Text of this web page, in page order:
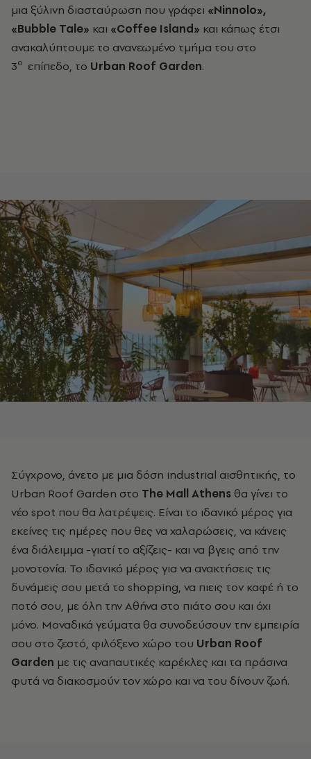
μια ξύλινη διασταύρωση που γράφει «Ninnolo»,
«Bubble Tale» και «Coffee Island» και κάπως έτσι
ανακαλύπτουμε το ανανεωμένο τμήμα του στο
3ο επίπεδο, το Urban Roof Garden.
Σύγχρονο, άνετο με μια δόση industrial αισθητικής, το
Urban Roof Garden στο The MallAthens θα γίνει το
νέο spot που θα λατρέψεις. Είναι το ιδανικό μέρος για
εκείνες τις ημέρες που θες να χαλαρώσεις, να κάνεις
ένα διάλειμμα -γιατί το αξίζεις- και να βγεις από την
μονοτονία. Το ιδανικό μέρος για να ανακτήσεις τις
δυνάμεις σου μετά το shopping, να πιεις τον καφέ ή το
ποτό σου, με όλη την Αθήνα στο πιάτο σου και όχι
μόνο. Μοναδικά γεύματα θα συνοδεύσουν την εμπειρία
σου στο ζεστό, φιλόξενο χώρο του Urban Roof
Garden με τις αναπαυτικές καρέκλες και τα πράσινα
φυτά να διακοσμούν τον χώρο και να του δίνουν ζωή.